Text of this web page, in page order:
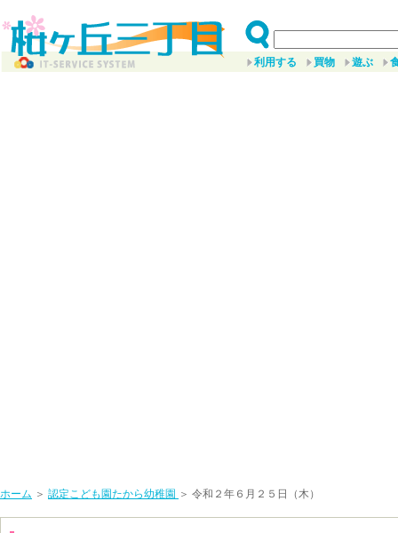
利用する 買物 遊ぶ
ホーム ＞ 認定こども園たから幼稚園 ＞ 令和２年６月２５日（木）